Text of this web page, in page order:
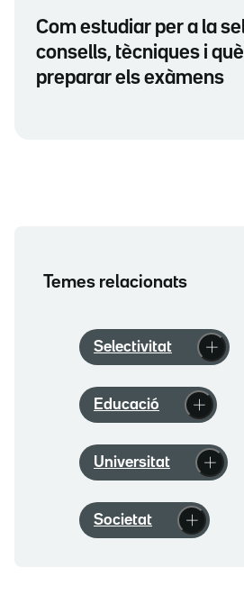
Com estudiar per a la
consells, tècniques i
preparar els exàmens
Temes relacionats
Selectivitat
Educació
Universitat
Societat